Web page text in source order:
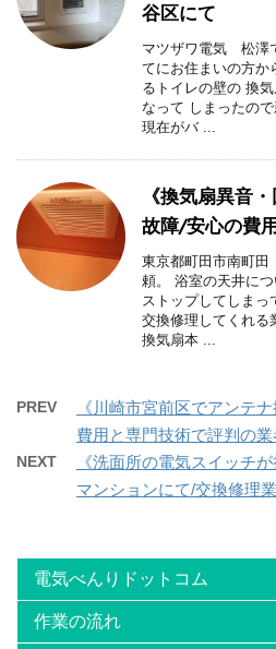
谷区にて
マツザワ電気 松澤
てにお住まいの方か
るトイレの壁の 換
なって しまったの
現在がバ ...
《換気扇異音
故障/安心の費
東京都町田市南町田
頼。 浴室の天井に
ストップしてしまっ
交換修理してくれる
換気扇本 ...
PREV
《川崎市宮前区でアンテ
費用と専門技術で評判の業
NEXT
《洗面所の電気スイッチ
マンションにて/交換修理
電気べんりドットコム
作業の流れ